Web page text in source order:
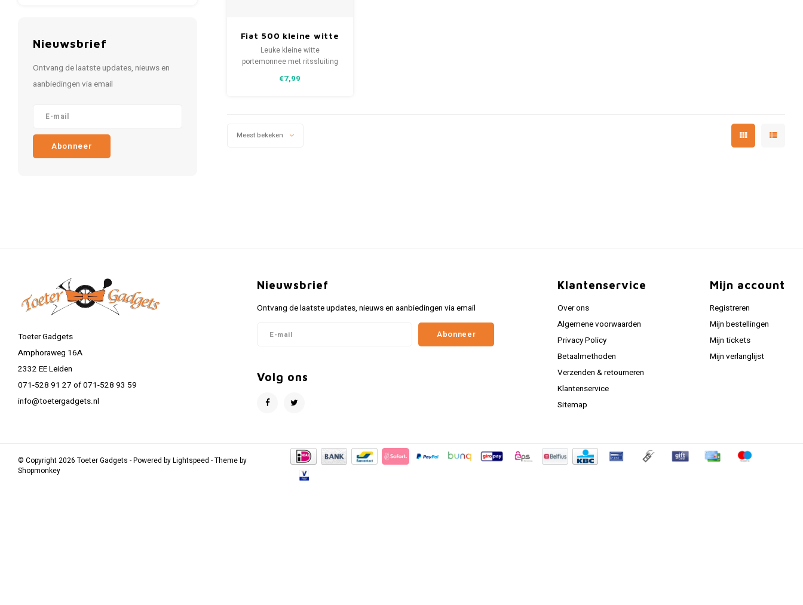
Nieuwsbrief
Ontvang de laatste updates, nieuws en
aanbiedingen via email
Abonneer
Fiat 500 kleine witte
portemonnee met
ritssluiting
Leuke kleine witte
portemonnee met ritssluiting
bergtafereel. Een perfect
€7,99
Meest bekeken
Toeter Gadgets
Amphoraweg 16A
2332 EE Leiden
071-528 91 27 of 071-528 93 59
info@toetergadgets.nl
Nieuwsbrief
Ontvang de laatste updates, nieuws en aanbiedingen via email
Abonneer
Volg ons
Klantenservice
Over ons
Algemene voorwaarden
Privacy Policy
Betaalmethoden
Verzenden & retourneren
Klantenservice
Sitemap
Mijn account
Registreren
Mijn bestellingen
Mijn tickets
Mijn verlanglijst
© Copyright 2026 Toeter Gadgets - Powered byLightspeed - Theme by
Shopmonkey